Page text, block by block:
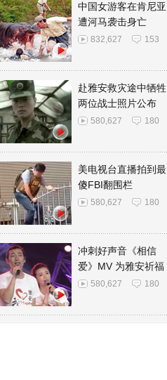
中国女游客在肯尼亚
遭河马袭击身亡
832,627 153
赴雅安救灾途中牺牲
两位战士照片公布
580,627 180
美电视台直播拍到最
傻FBI翻围栏
580,627 180
冲刺好声音《相信
爱》MV 为雅安祈福
580,627 180